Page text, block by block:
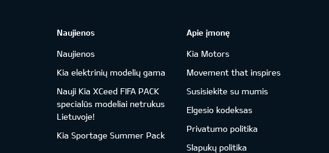
Naujienos
Naujienos
Kia elektrinių modelių gama
Nauji Kia XCeed FIFA PACK
specialūs modeliai netrukus
Lietuvoje!
Kia Sportage Summer Pack
Apie įmonę
Kia Motors
Movement that inspires
Susisiekite su mumis
Elgesio kodeksas
Privatumo politika
Slapukų politika